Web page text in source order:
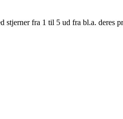
fra 1 til 5 ud fra bl.a.